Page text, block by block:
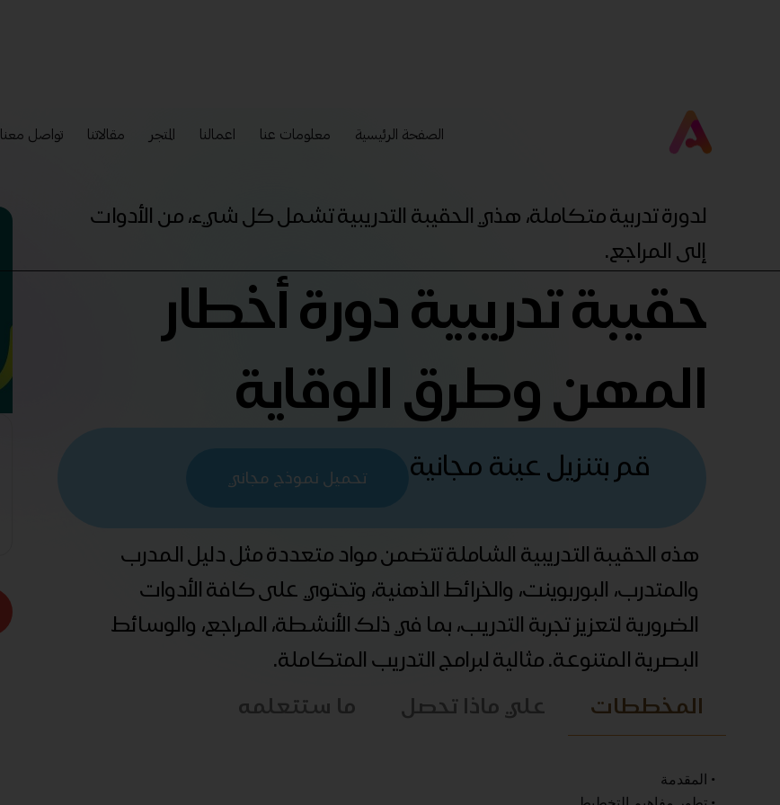
الصفحة الرئيسية معلومات عنا اعمالنا المتجر مقالاتنا تواصل معنا
لدورة تدربية متكاملة، هذي الحقيبة التدريبية تشمل كل شيء، من الأدوات
إلى المراجع.
حقيبة تدريبية دورة أخطار
المهن وطرق الوقاية
قم بتنزيل عينة مجانية تحميل نموذج مجاني
هذه الحقيبة التدريبية الشاملة تتضمن مواد متعددة مثل دليل المدرب
والمتدرب، البوربوينت، والخرائط الذهنية، وتحتوي على كافة الأدوات
الضرورية لتعزيز تجربة التدريب، بما في ذلك الأنشطة، المراجع، والوسائط
البصرية المتنوعة. مثالية لبرامج التدريب المتكاملة.
المخططات علي ماذا تحصل ما ستتعلمه
• المقدمة